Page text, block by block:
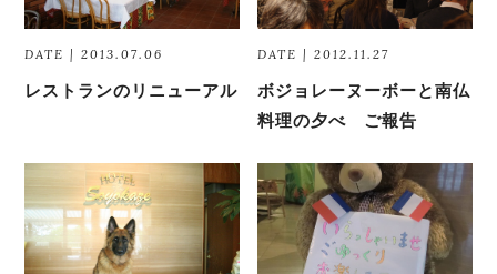
DATE | 2013.07.06
レストランのリニューアル
DATE | 2012.11.27
ボジョレーヌーボーと南仏
料理の夕べ ご報告